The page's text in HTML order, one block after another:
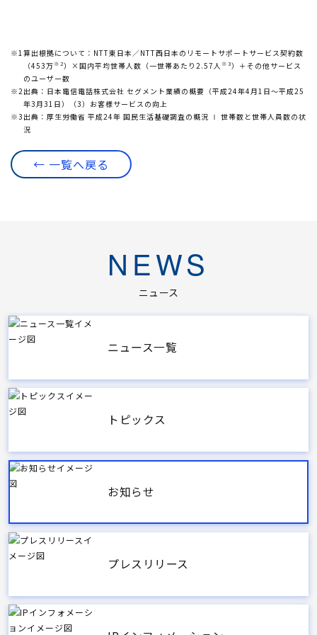
※1 算出根拠について：NTT東日本／NTT西日本のリモートサポートサービス契約数
（453万※2）×国内平均世帯人数（一世帯あたり2.57人 ※3）＋その他サービス
のユーザー数
※2 出典：日本電信電話株式会社 セグメント業績の概要（平成24年4月1日～平成25
年3月31日）（3）お客様サービスの向上
※3 出典：厚生労働省 平成24年 国民生活基礎調査の概況 Ⅰ 世帯数と世帯人員数の状
況
← 一覧へ戻る
NEWS
ニュース
ニュース一覧
トピックス
お知らせ
プレスリリース